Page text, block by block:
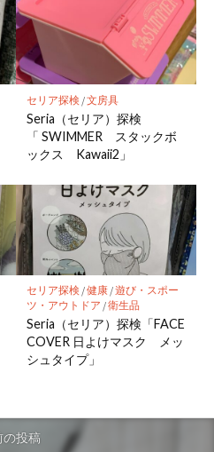
セリア探検 /文房具
Seria（セリア）探検
「 SWIMMER スタックボ
ックス Kawaii2」
セリア探検 /健康/遊び・スポー
ツ・アウトドア /衛生品
Seria（セリア）探検「FACE
COVER 日よけマスク メッ
シュタイプ」
の投稿